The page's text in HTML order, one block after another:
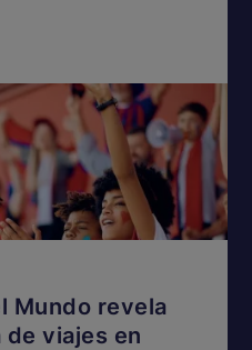
Mundo revela
de viajes en